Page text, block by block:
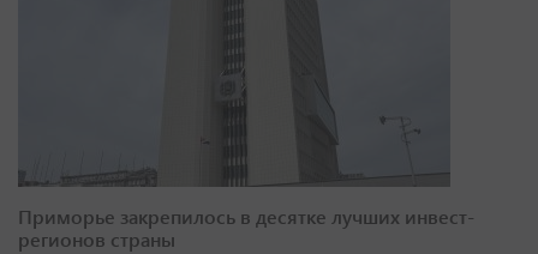
Приморье закрепилось в десятке лучших инвест-
регионов страны